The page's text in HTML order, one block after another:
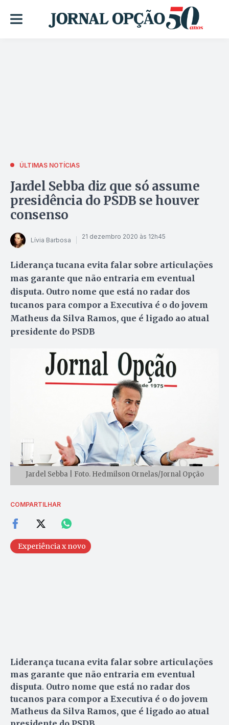
ÚLTIMAS NOTÍCIAS
Jardel Sebba diz que só assume
presidência do PSDB se houver
consenso
Lívia Barbosa 21 dezembro 2020 às 12h45
Liderança tucana evita falar sobre articulações
mas garante que não entraria em eventual
disputa. Outro nome que está no radar dos
tucanos para compor a Executiva é o do jovem
Matheus da Silva Ramos, que é ligado ao atual
presidente do PSDB
Jardel Sebba | Foto. Hedmilson Ornelas/Jornal Opção
COMPARTILHAR
Experiência x novo
Liderança tucana evita falar sobre articulações
mas garante que não entraria em eventual
disputa. Outro nome que está no radar dos
tucanos para compor a Executiva é o do jovem
Matheus da Silva Ramos, que é ligado ao atual